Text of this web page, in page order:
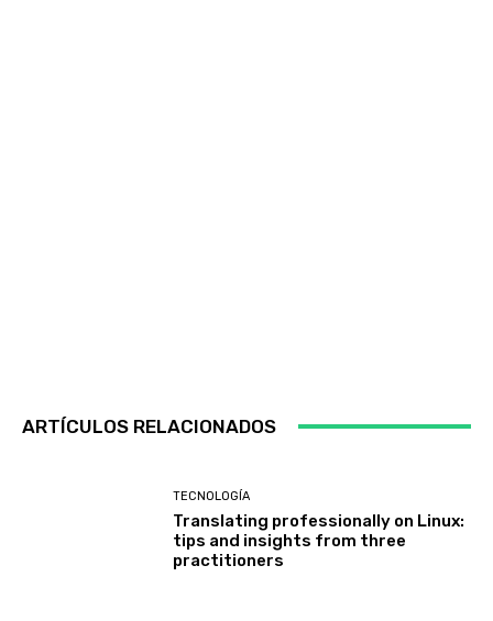
ARTÍCULOS RELACIONADOS
TECNOLOGÍA
Translating professionally on Linux:
tips and insights from three
practitioners